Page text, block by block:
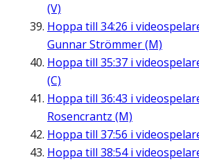
(V)
Hoppa till 34:26 i
Gunnar Strömmer (M)
Hoppa till 35:37 i
(C)
Hoppa till 36:43 i
Rosencrantz (M)
Hoppa till 37:56 i
Hoppa till 38:54i